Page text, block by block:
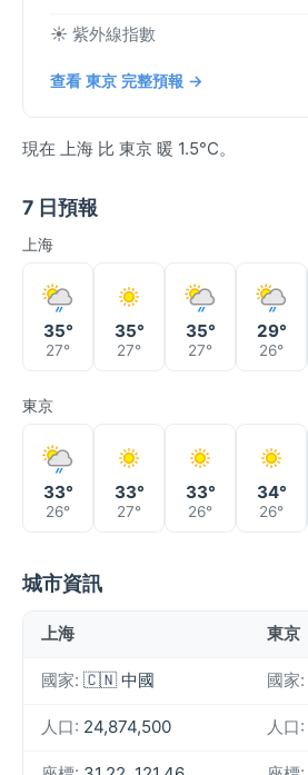
☀️ 紫外線指數
查看 東京 完整預報 →
現在 上海 比 東京 暖 1.5°C。
7 日預報
上海
35°
27°
35°
27°
35°
27°
29°
26°
東京
33°
26°
33°
27°
33°
26°
34°
26°
城市資訊
上海 東京
國家: 🇨🇳 中國 國家:
人口: 24,874,500 人口: